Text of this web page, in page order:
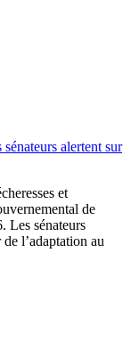
alertent sur
et
de
Les sénateurs
l’adaptation au